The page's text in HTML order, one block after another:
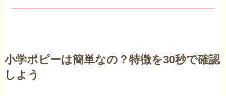
小学ポピーは簡単なの？特徴を30秒で確認
しよう